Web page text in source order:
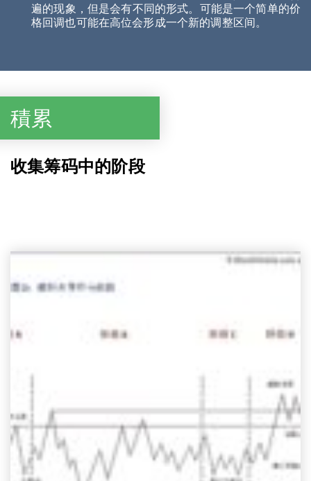
遍的现象，但是会有不同的形式。可能是一个简单的价
格回调也可能在高位会形成一个新的调整区间。
積累
收集筹码中的阶段